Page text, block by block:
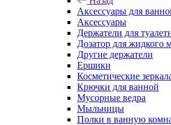
Аксессуары для
Аксессуары
Держатели для
Дозатор для жидкого
Другие держатели
Ершики
Косметические
Крючки для ванной
Мусорные ведра
Мыльницы
Полки в ванную